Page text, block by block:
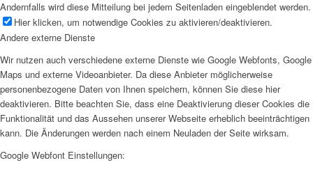
Andernfalls wird diese Mitteilung bei jedem Seitenladen eingeblendet werden.
Hier klicken, um notwendige Cookies zu aktivieren/deaktivieren.
Andere externe Dienste
Wir nutzen auch verschiedene externe Dienste wie Google Webfonts, Google
Maps und externe Videoanbieter. Da diese Anbieter möglicherweise
personenbezogene Daten von Ihnen speichern, können Sie diese hier
deaktivieren. Bitte beachten Sie, dass eine Deaktivierung dieser Cookies die
Funktionalität und das Aussehen unserer Webseite erheblich beeinträchtigen
kann. Die Änderungen werden nach einem Neuladen der Seite wirksam.
Google Webfont Einstellungen: